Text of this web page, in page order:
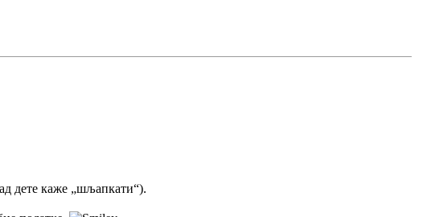
дете каже „шљапкати“).